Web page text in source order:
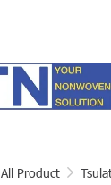
All Product